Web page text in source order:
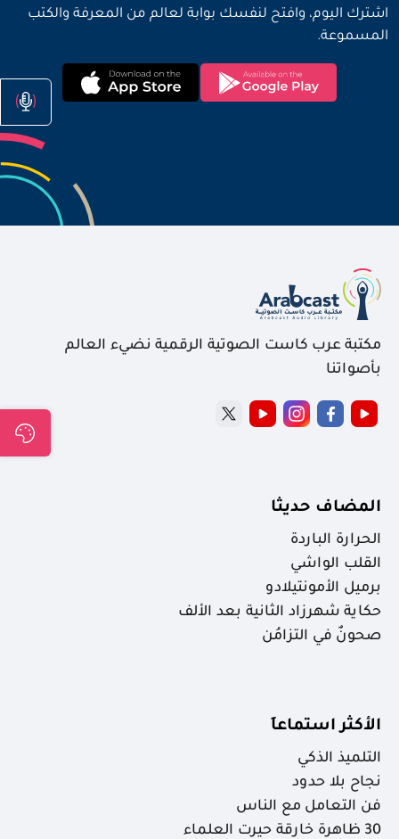
اشترك اليوم، وافتح لنفسك بوابة لعالم من المعرفة والكتب
المسموعة.
مكتبة عرب كاست الصوتية الرقمية نضيء العالم
بأصواتنا
المضاف حديثا
الحرارة الباردة
القلب الواشي
برميل الأمونتيلادو
حكاية شهرزاد الثانية بعد الألف
صحونٌ في التزامُن
الأكثر استماعاَ
التلميذ الذكي
نجاح بلا حدود
فن التعامل مع الناس
30 ظاهرة خارقة حيرت العلماء